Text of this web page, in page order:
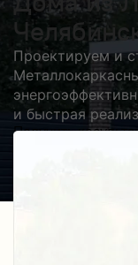
Проектируем и
и быстрая
Получить